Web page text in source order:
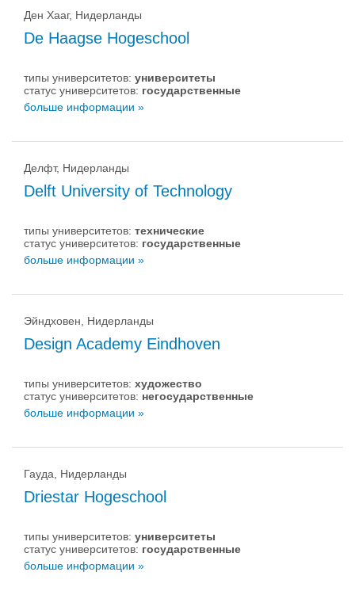
Ден Хааг, Нидерланды
De Haagse Hogeschool
типы университетов: университеты
статус университетов: государственные
больше информации »
Делфт, Нидерланды
Delft University of Technology
типы университетов: технические
статус университетов: государственные
больше информации »
Эйндховен, Нидерланды
Design Academy Eindhoven
типы университетов: художество
статус университетов: негосударственные
больше информации »
Гауда, Нидерланды
Driestar Hogeschool
типы университетов: университеты
статус университетов: государственные
больше информации »